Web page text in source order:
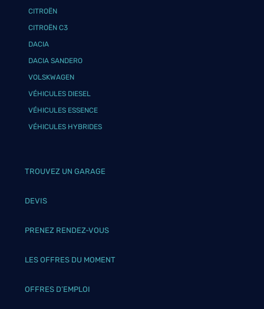
CITROËN
CITROËN C3
DACIA
DACIA SANDERO
VOLSKWAGEN
VÉHICULES DIESEL
VÉHICULES ESSENCE
VÉHICULES HYBRIDES
TROUVEZ UN GARAGE
DEVIS
PRENEZ RENDEZ-VOUS
LES OFFRES DU MOMENT
OFFRES D’EMPLOI